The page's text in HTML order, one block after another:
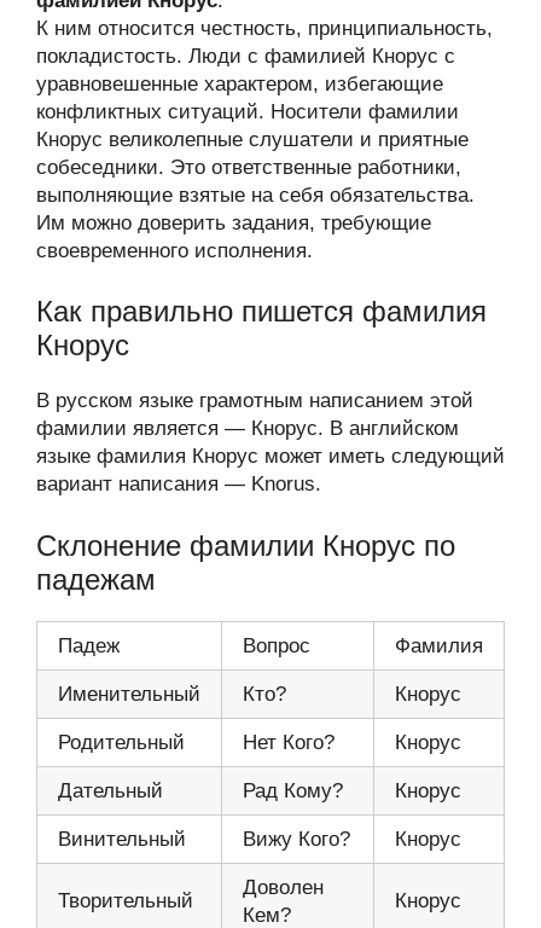
К ним относится честность, принципиальность,
покладистость. Люди с фамилией Кнорус с
уравновешенные характером, избегающие
конфликтных ситуаций. Носители фамилии
Кнорус великолепные слушатели и приятные
собеседники. Это ответственные работники,
выполняющие взятые на себя обязательства.
Им можно доверить задания, требующие
своевременного исполнения.
Как правильно пишется фамилия
Кнорус
В русском языке грамотным написанием этой
фамилии является — Кнорус. В английском
языке фамилия Кнорус может иметь следующий
вариант написания — Knorus.
Склонение фамилии Кнорус по
падежам
Падеж Вопрос Фамилия
Именительный Кто? Кнорус
Родительный Нет Кого? Кнорус
Дательный Рад Кому? Кнорус
Винительный Вижу Кого? Кнорус
Творительный
Доволен
Кем?
Кнорус